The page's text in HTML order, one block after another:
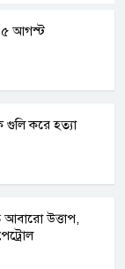
৫ আগস্ট
গুলি করে হত্যা
আবারো উত্তাপ,